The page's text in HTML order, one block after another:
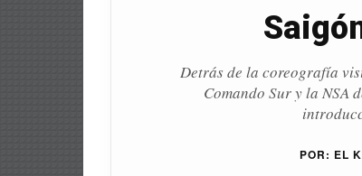
Detrás de la coreografía
Comando Sur y la NSA
POR: EL